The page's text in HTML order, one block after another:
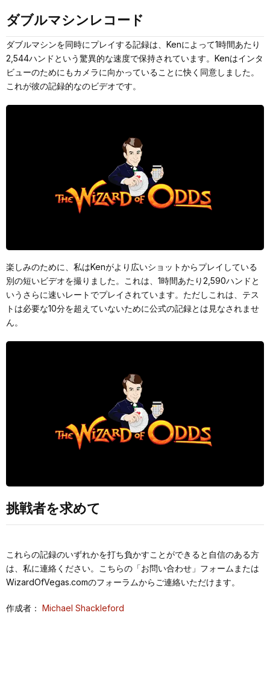
ダブルマシンレコード
ダブルマシンを同時にプレイする記録は、Kenによって1時間あたり
2,544ハンドという驚異的な速度で保持されています。Kenはインタ
ビューのためにもカメラに向かっていることに快く同意しました。
これが彼の記録的なのビデオです。
楽しみのために、私はKenがより広いショットからプレイしている
別の短いビデオを撮りました。これは、1時間あたり2,590ハンドと
いうさらに速いレートでプレイされています。ただしこれは、テス
トは必要な10分を超えていないために公式の記録とは見なされませ
ん。
挑戦者を求めて
これらの記録のいずれかを打ち負かすことができると自信のある方
は、私に連絡ください。こちらの「お問い合わせ」フォームまたは
WizardOfVegas.comのフォーラムからご連絡いただけます。
作成者： Michael Shackleford